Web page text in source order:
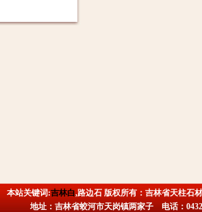
本站关键词:吉林白,路边石 版权所有：吉林省天柱石
地址：吉林省蛟河市天岗镇两家子 电话：